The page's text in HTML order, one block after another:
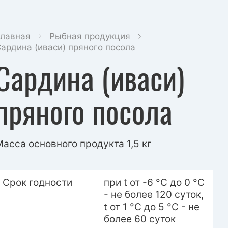
Рыбная продукция
(иваси) пряного посола
(иваси)
посола
основного продукта 1,5 кг
Срок годности
при t от -6 °С до 0 °С
- не более 120 суток,
t от 1 °С до 5 °С - не
более 60 суток